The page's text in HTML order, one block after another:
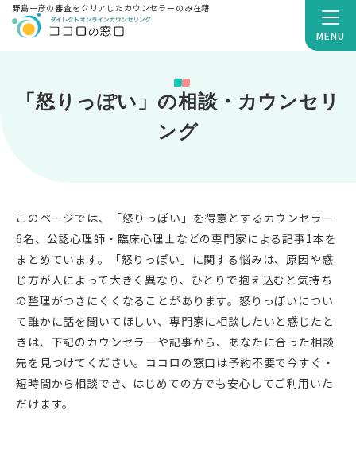
MENU
野島一彦の審査をクリアしたカウンセラーのみ在籍
「怒りっぽい」の相談・カウンセリ
ング
このページでは、「怒りっぽい」を得意とするカウンセラー
6名、公認心理師・臨床心理士などの専門家による記事1本を
まとめています。「怒りっぽい」に関する悩みは、原因や感
じ方が人によって大きく異なり、ひとりで抱え込むと気持ち
の整理がつきにくくなることがあります。怒りっぽいについ
て誰かに話を聞いてほしい、専門家に相談したいと感じたと
きは、下記のカウンセラーや記事から、あなたに合った相談
先を見つけてください。ココロの窓口は予約不要で今すぐ・
短時間から相談でき、はじめての方でも安心してご利用いた
だけます。